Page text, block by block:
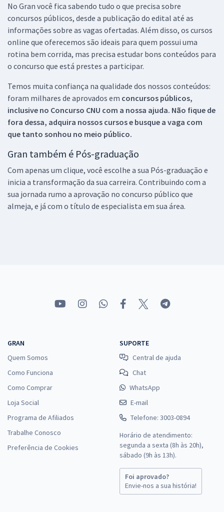
No Gran você fica sabendo tudo o que precisa sobre
concursos públicos, desde a publicação do edital até as
informações sobre as vagas ofertadas. Além disso, os cursos
online que oferecemos são ideais para quem possui uma
rotina bem corrida, mas precisa estudar bons conteúdos para
o concurso que está prestes a participar.
Temos muita confiança na qualidade dos nossos conteúdos:
foram milhares de aprovados em concursos públicos,
inclusive no Concurso CNU com a nossa ajuda. Não fique de
fora dessa, adquira nossos cursos e busque a vaga com
que tanto sonhou no meio público.
Gran também é Pós-graduação
Com apenas um clique, você escolhe a sua Pós-graduação e
inicia a transformação da sua carreira. Contribuindo com a
sua jornada rumo a aprovação no concurso público que
almeja, e já com o título de especialista em sua área.
GRAN
Quem Somos
Como Funciona
Como Comprar
Loja Social
Programa de Afiliados
Trabalhe Conosco
Preferência de Cookies
SUPORTE
Central de ajuda
Chat
WhatsApp
E-mail
Telefone: 3003-0894
Horário de atendimento:
segunda a sexta (8h às 20h),
sábado (9h às 13h).
Foi aprovado?
Envie-nos a sua história!